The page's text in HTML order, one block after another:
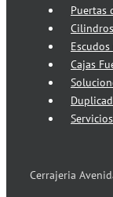
Puertas
Cajas
Cerrajeria